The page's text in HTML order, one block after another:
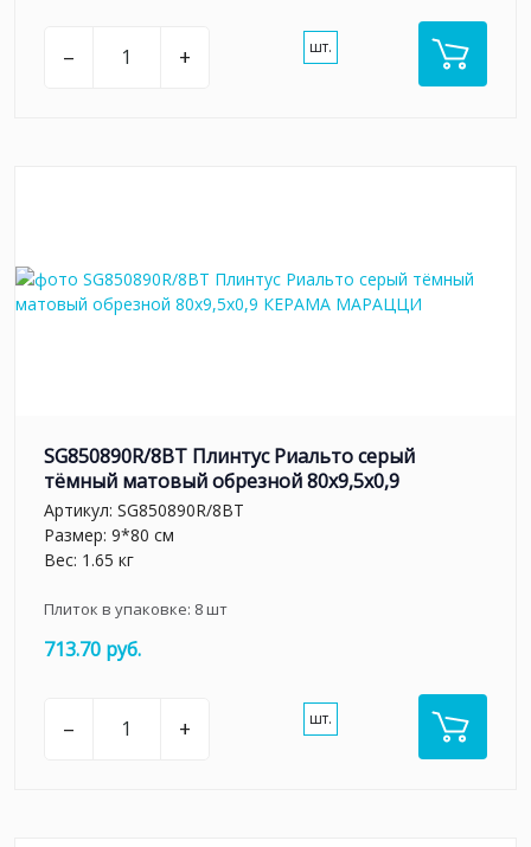
– + шт.
SG850890R/8BT Плинтус Риальто серый
тёмный матовый обрезной 80x9,5x0,9
Артикул: SG850890R/8BT
Размер: 9*80 см
Вес: 1.65 кг
Плиток в упаковке: 8шт
713.70 руб.
– + шт.